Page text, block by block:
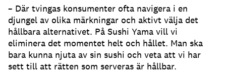
– Där tvingas konsumenter ofta navigera i en
djungel av olika märkningar och aktivt välja det
hållbara alternativet. På Sushi Yama vill vi
eliminera det momentet helt och hållet. Man ska
bara kunna njuta av sin sushi och veta att vi har
sett till att rätten som serveras är hållbar.